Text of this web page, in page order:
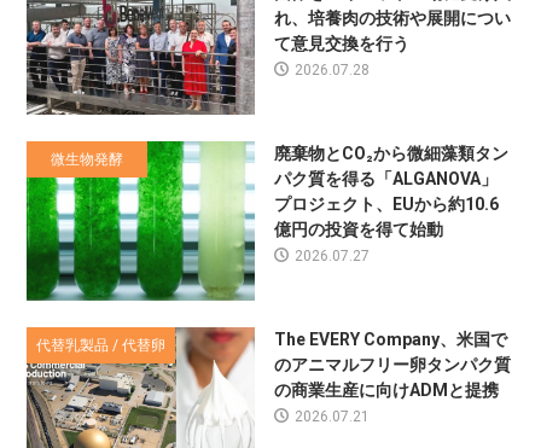
れ、培養肉の技術や展開につい
て意見交換を行う
2026.07.28
微生物発酵
廃棄物とCO₂から微細藻類タン
パク質を得る「ALGANOVA」
プロジェクト、EUから約10.6
億円の投資を得て始動
2026.07.27
代替乳製品 / 代替卵
The EVERY Company、米国で
のアニマルフリー卵タンパク質
の商業生産に向けADMと提携
2026.07.21